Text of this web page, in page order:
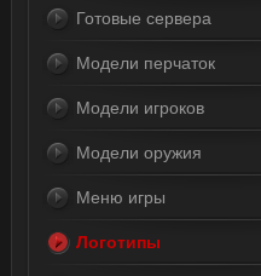
Готовые сервера
Модели перчаток
Модели игроков
Модели оружия
Меню игры
Логотипы